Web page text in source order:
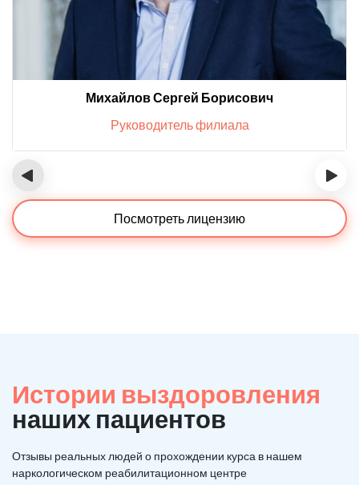
Михайлов Сергей Борисович
Руководитель филиала
‹ ›
Посмотреть лицензию
Истории выздоровления
наших пациентов
Отзывы реальных людей о прохождении курса в нашем
наркологическом реабилитационном центре